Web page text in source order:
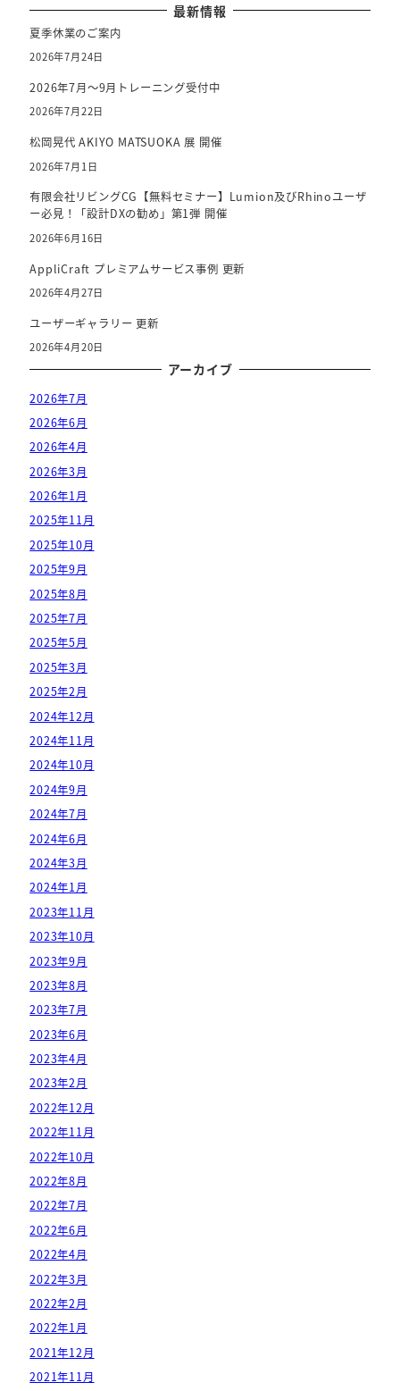
最新情報
夏季休業のご案内
2026年7月24日
2026年7月～9月トレーニング受付中
2026年7月22日
松岡晃代 AKIYO MATSUOKA 展 開催
2026年7月1日
有限会社リビングCG【無料セミナー】Lumion及びRhinoユーザ
ー必見！「設計DXの勧め」第1弾 開催
2026年6月16日
AppliCraft プレミアムサービス事例 更新
2026年4月27日
ユーザーギャラリー 更新
2026年4月20日
アーカイブ
2026年7月
2026年6月
2026年4月
2026年3月
2026年1月
2025年11月
2025年10月
2025年9月
2025年8月
2025年7月
2025年5月
2025年3月
2025年2月
2024年12月
2024年11月
2024年10月
2024年9月
2024年7月
2024年6月
2024年3月
2024年1月
2023年11月
2023年10月
2023年9月
2023年8月
2023年7月
2023年6月
2023年4月
2023年2月
2022年12月
2022年11月
2022年10月
2022年8月
2022年7月
2022年6月
2022年4月
2022年3月
2022年2月
2022年1月
2021年12月
2021年11月